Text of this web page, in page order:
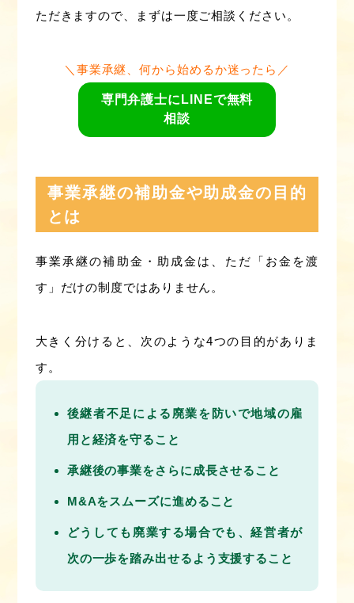
ただきますので、まずは一度ご相談ください。
＼事業承継、何から始めるか迷ったら／
専門弁護士にLINEで無料
相談
事業承継の補助金や助成金の目的
とは
事業承継の補助金・助成金は、ただ「お金を渡
す」だけの制度ではありません。
大きく分けると、次のような4つの目的がありま
す。
後継者不足による廃業を防いで地域の雇
用と経済を守ること
承継後の事業をさらに成長させること
M&Aをスムーズに進めること
どうしても廃業する場合でも、経営者が
次の一歩を踏み出せるよう支援すること